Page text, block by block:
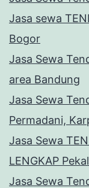
Jasa sewa
Bogor
Jasa Sewa
area Bandung
Jasa Sewa
Permadani,
Jasa Sewa
LENGKAP
Jasa Sewa